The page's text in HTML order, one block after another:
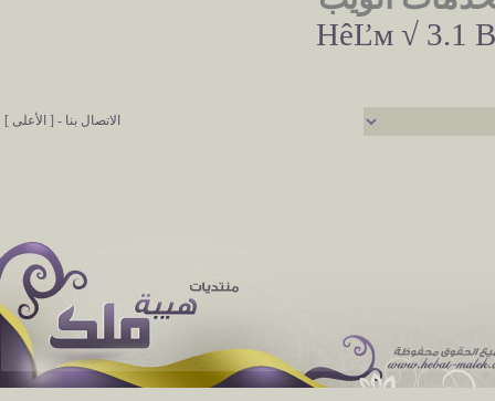
HêĽм √ 3.1
الاتصال بنا - [ الأعلى ]